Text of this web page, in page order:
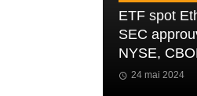
ETF spot
SEC
NYSE,
24 mai 2024